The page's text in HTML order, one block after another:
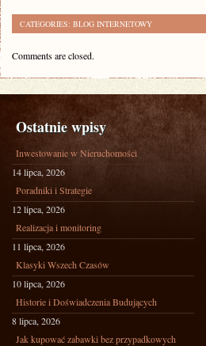
CATEGORIES: BLOG INTERNETOWY
Comments are closed.
Ostatnie wpisy
Inwestowanie w Nieruchomości
14 lipca, 2026
Poradniki i Strategie
12 lipca, 2026
Realizacja i monitoring
11 lipca, 2026
Klasyki Wszech Czasów
10 lipca, 2026
Historie i Doświadczenia Budujących
8 lipca, 2026
Jak kupować zabawki bez przypadkowych